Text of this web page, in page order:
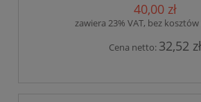
40,00 zł
zawiera 23% VAT, bez
Cena netto: 32,52 zł